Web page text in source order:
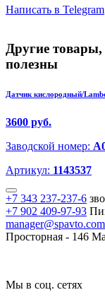
Написать в Telegram
Другие
полезны
Датчик кислородный/
3600 руб.
Заводской номер:
Артикул: 1143537
+7 343 237-237-6
+7 902 409-97-93
manager@spavto.com
Просторная - 146
Мы в соц. сетях